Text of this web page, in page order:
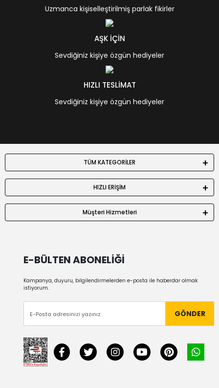
Uzmanca kişiselleştirilmiş parlak fikirler
AŞK İÇİN
Sevdiğiniz kişiye özgün hediyeler
HIZLI TESLİMAT
Sevdiğiniz kişiye özgün hediyeler
TÜM KATEGORİLER
HIZLI ERİŞİM
Müşteri Hizmetleri
E-BÜLTEN ABONELİĞİ
Kampanya, duyuru, bilgilendirmelerden e-posta ile haberdar olmak
istiyorum.
GÖNDER